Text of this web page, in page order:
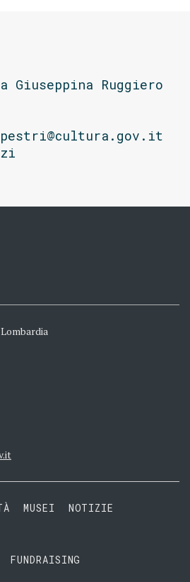
Ruggiero
MUSEI
NOTIZIE
FUNDRAISING